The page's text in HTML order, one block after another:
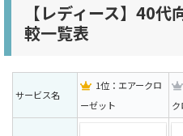
【レディース】40
較一覧表
サービス名
1位：エアークロ
ーゼット